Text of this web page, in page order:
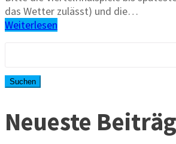
das Wetter zulässt) und die…
Weiterlesen
Neueste